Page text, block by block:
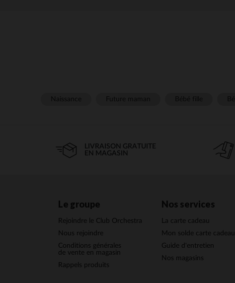
LIVRAISON GRATUITE
EN MAGASIN
Le groupe
Rejoindre le Club Orchestra
Nous rejoindre
Conditions générales
de vente en magasin
Rappels produits
Nos services
La carte cadeau
Mon solde carte cadeau
Guide d'entretien
Nos magasins